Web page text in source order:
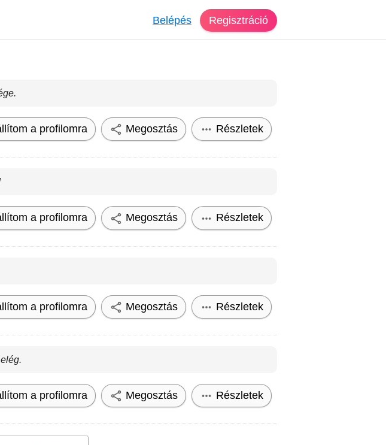
Belépés Regisztráció
a profilomra Megosztás Részletek
a profilomra Megosztás Részletek
a profilomra Megosztás Részletek
a profilomra Megosztás Részletek